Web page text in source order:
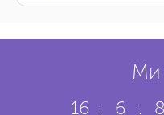
Ми
16 : 6 : 8